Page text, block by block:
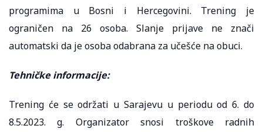
programima u Bosni i Hercegovini. Trening je
ograničen na 26 osoba. Slanje prijave ne znači
automatski da je osoba odabrana za učešće na obuci.
Tehničke informacije:
Trening će se održati u Sarajevu u periodu od 6. do
8.5.2023. g. Organizator snosi troškove radnih